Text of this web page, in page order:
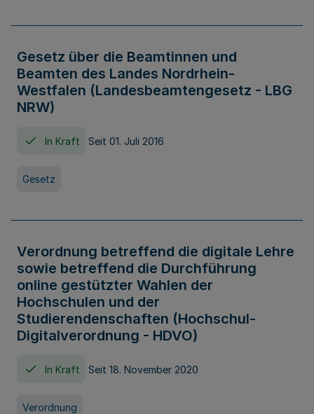
Gesetz über die Beamtinnen und
Beamten des Landes Nordrhein-
Westfalen (Landesbeamtengesetz - LBG
NRW)
In Kraft Seit 01. Juli 2016
Gesetz
Verordnung betreffend die digitale Lehre
sowie betreffend die Durchführung
online gestützter Wahlen der
Hochschulen und der
Studierendenschaften (Hochschul-
Digitalverordnung - HDVO)
In Kraft Seit 18. November 2020
Verordnung